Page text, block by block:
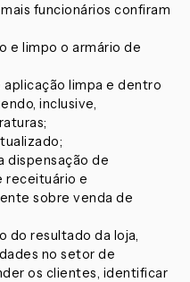
funcionários confiram
e limpo o armário de
aplicação limpa e dentro
inclusive,
dispensação de
receituário e
sobre venda de
do resultado da loja,
no setor de
os clientes, identificar